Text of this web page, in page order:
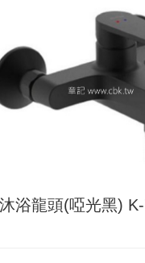
浴龍頭(啞光黑)